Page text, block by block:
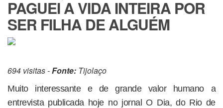
PAGUEI A VIDA INTEIRA POR
SER FILHA DE ALGUÉM
694 visitas -Fonte: Tijolaço
Muito interessante e de grande valor humano a
entrevista publicada hoje no jornal O Dia, do Rio de